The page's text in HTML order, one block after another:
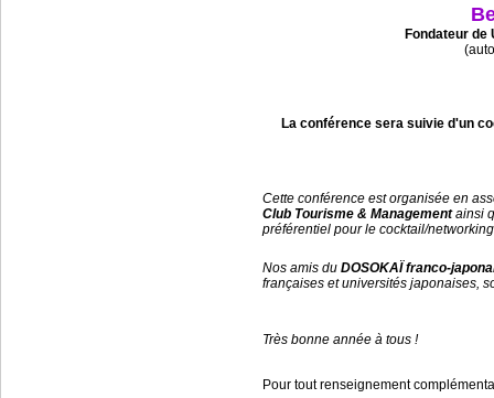
Fondateur de
La conférence sera suivie d'un
Cette conférence est organisée en
Club Tourisme & Managementainsi
préférentiel pour le cocktail/
Nos amis du DOSOKAÏ franco-
françaises et universités japonaises,
Très bonne année à tous !
Pour tout renseignement